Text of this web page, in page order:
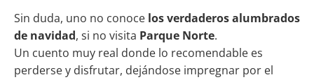
Sin duda, uno no conoce los verdaderos alumbrados
de navidad, si no visita Parque Norte.
Un cuento muy real donde lo recomendable es
perderse y disfrutar, dejándose impregnar por el